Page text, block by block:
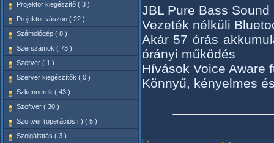
Projektor kiegészítő ( 3 )
Projektor vászon ( 22 )
Számológép ( 8 )
Szerszámok ( 73 )
Szerver ( 1 )
Szerver kiegészítők ( 0 )
Szkennerek ( 43 )
Szoftver ( 30 )
Szoftver (operációs r.) ( 5 )
Szolgáltatás ( 3 )
JBL Pure Bass Sound
Vezeték nélküli
Akár 57 órás
órányi működés
Hívások Voice Aware
Könnyű, kényelmes